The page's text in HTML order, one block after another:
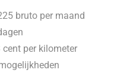
bruto per maand
per kilometer